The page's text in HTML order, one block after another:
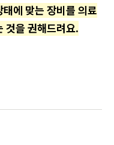
에 맞는 장비를 의료
것을 권해드려요.